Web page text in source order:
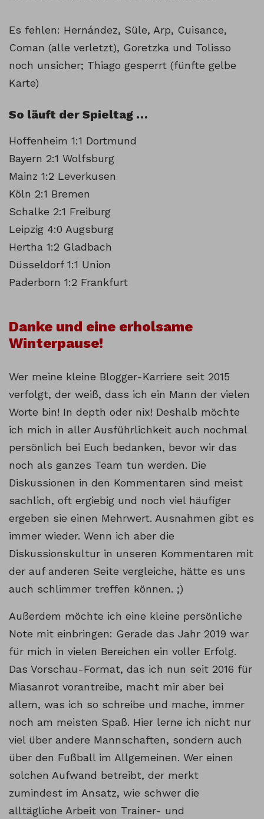
Es fehlen: Hernández, Süle, Arp, Cuisance,
Coman (alle verletzt), Goretzka und Tolisso
noch unsicher; Thiago gesperrt (fünfte gelbe
Karte)
So läuft der Spieltag …
Hoffenheim 1:1 Dortmund
Bayern 2:1 Wolfsburg
Mainz 1:2 Leverkusen
Köln 2:1 Bremen
Schalke 2:1 Freiburg
Leipzig 4:0 Augsburg
Hertha 1:2 Gladbach
Düsseldorf 1:1 Union
Paderborn 1:2 Frankfurt
Danke und eine erholsame
Winterpause!
Wer meine kleine Blogger-Karriere seit 2015
verfolgt, der weiß, dass ich ein Mann der vielen
Worte bin! In depth oder nix! Deshalb möchte
ich mich in aller Ausführlichkeit auch nochmal
persönlich bei Euch bedanken, bevor wir das
noch als ganzes Team tun werden. Die
Diskussionen in den Kommentaren sind meist
sachlich, oft ergiebig und noch viel häufiger
ergeben sie einen Mehrwert. Ausnahmen gibt es
immer wieder. Wenn ich aber die
Diskussionskultur in unseren Kommentaren mit
der auf anderen Seite vergleiche, hätte es uns
auch schlimmer treffen können. ;)
Außerdem möchte ich eine kleine persönliche
Note mit einbringen: Gerade das Jahr 2019 war
für mich in vielen Bereichen ein voller Erfolg.
Das Vorschau-Format, das ich nun seit 2016 für
Miasanrot vorantreibe, macht mir aber bei
allem, was ich so schreibe und mache, immer
noch am meisten Spaß. Hier lerne ich nicht nur
viel über andere Mannschaften, sondern auch
über den Fußball im Allgemeinen. Wer einen
solchen Aufwand betreibt, der merkt
zumindest im Ansatz, wie schwer die
alltägliche Arbeit von Trainer- und